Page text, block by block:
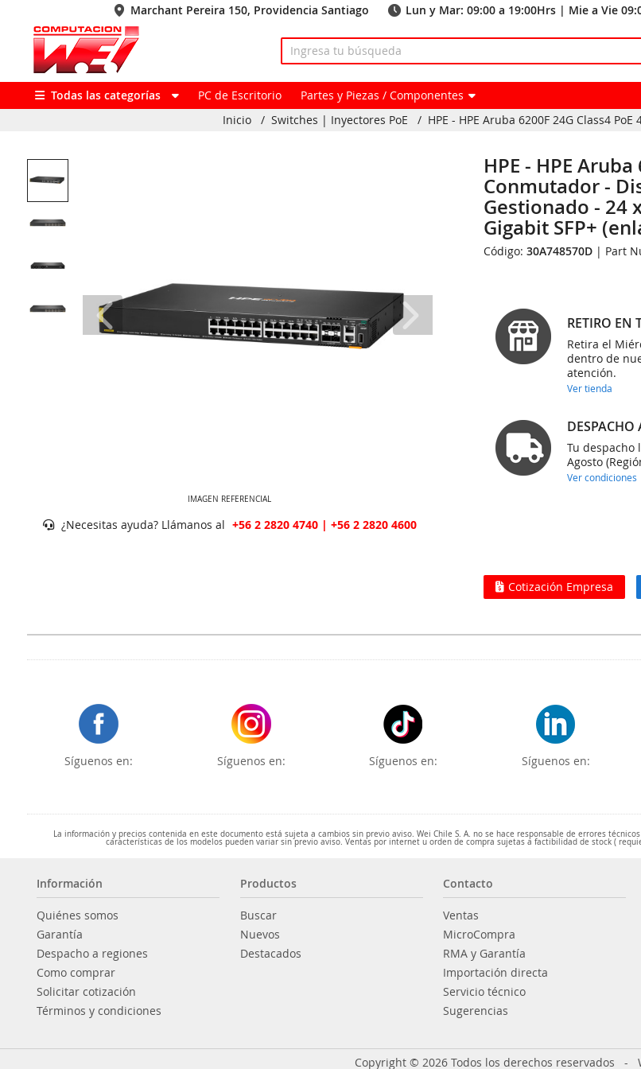
Marchant Pereira 150, Providencia Santiago Lun y Mar: 09:00 a 19:00Hrs | Mie a Vie
Todas las categorías PC de Escritorio Partes y Piezas / Componentes
Inicio
/ Switches | Inyectores PoE / HPE - HPE Aruba 6200F 24G Class4
IMAGEN REFERENCIAL
¿Necesitas ayuda? Llámanos al +56 2 2820 4740 | +56 2 2820 4600
HPE - HPE
Conmutador -
Gestionado - 24
Gigabit SFP+
Código:30A748570D | Part
RETIRO EN
Retira el
dentro de
atención.
Ver tienda
Tu despacho
Agosto
Ver condiciones
Cotización Empresa
Síguenos en: Síguenos en: Síguenos en: Síguenos en:
La información y precios contenida en este documento está sujeta a cambios sin previo aviso. Wei Chile S. A. no se hace responsable de errores
características de los modelos pueden variar sin previo aviso. Ventas por internet u orden de compra sujetas a factibilidad de stock (
Información
Quiénes somos
Garantía
Despacho a regiones
Como comprar
Solicitar cotización
Términos y condiciones
Productos
Buscar
Nuevos
Destacados
Contacto
Ventas
MicroCompra
RMA y Garantía
Importación directa
Servicio técnico
Sugerencias
Copyright © 2026 Todos los derechos reservados -